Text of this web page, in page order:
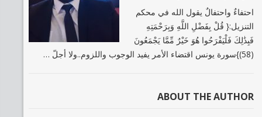
احتفاءٌ واحتفالٌ يقول الله في محكم
التنزيل:{ قُلْ بِفَضْلِ اللَّهِ وَبِرَحْمَتِهِ
فَبِذَٰلِكَ فَلْيَفْرَحُوا هُوَ خَيْرٌ مِّمَّا يَجْمَعُونَ
(58)}سورة يونس اقتضاء الأمر يفيد الوجوب واللزوم..ولا أجلّ …
ABOUT THE AUTHOR